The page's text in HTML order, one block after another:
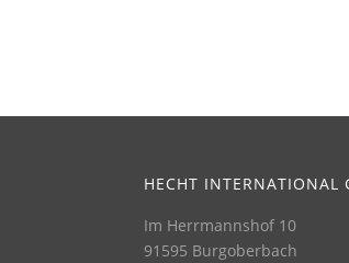
HECHT INTERNATIONAL
Im Herrmannshof 10
91595 Burgoberbach